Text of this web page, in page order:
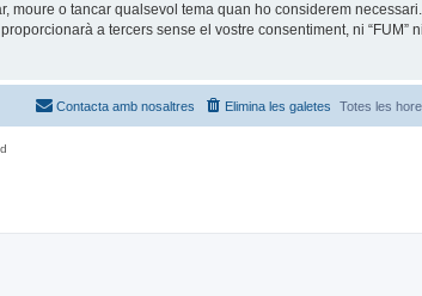
moure o tancar qualsevol tema quan ho considerem
a tercers sense el vostre consentiment, ni “FUM”
Totes les
Elimina les galetes
Contacta amb nosaltres